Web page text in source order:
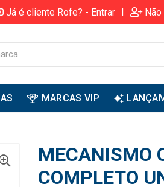
Já é cliente Rofe? - Entrar |
MARCAS VIP
MECANISMO
COMPLETO